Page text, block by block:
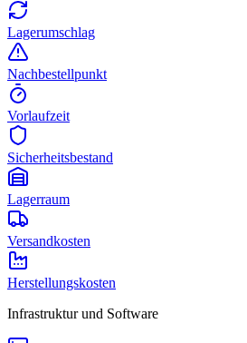
Lagerumschlag
Nachbestellpunkt
Vorlaufzeit
Sicherheitsbestand
Lagerraum
Versandkosten
Herstellungskosten
Infrastruktur und Software